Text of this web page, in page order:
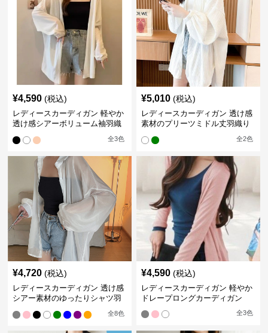
¥4,590 (税込)
レディースカーディガン 軽やか
透け感シアーボリューム袖羽織
全3色
¥5,010 (税込)
レディースカーディガン 透け感
素材のプリーツミドル丈羽織り
全2色
¥4,720 (税込)
レディースカーディガン 透け感
シアー素材のゆったりシャツ羽
全8色
¥4,590 (税込)
レディースカーディガン 軽やか
ドレープロングカーディガン
全3色